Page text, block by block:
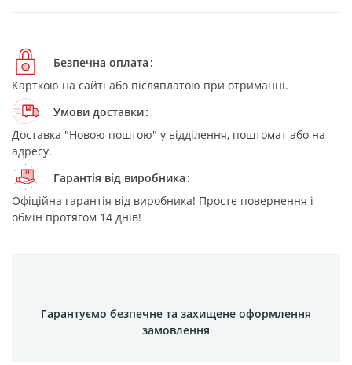
Безпечна оплата
Карткою на сайті або післяплатою при отриманні.
Умови доставки
Доставка "Новою поштою" у відділення, поштомат або на
адресу.
Гарантія від виробника
Офіційна гарантія від виробника! Просте повернення і
обмін протягом 14 днів!
Гарантуємо безпечне та захищене оформлення
замовлення